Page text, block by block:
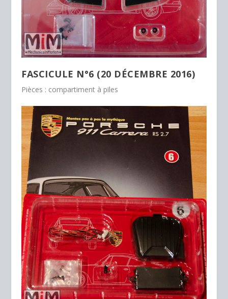
FASCICULE N°6 (20 DÉCEMBRE 2016)
Pièces : compartiment à piles